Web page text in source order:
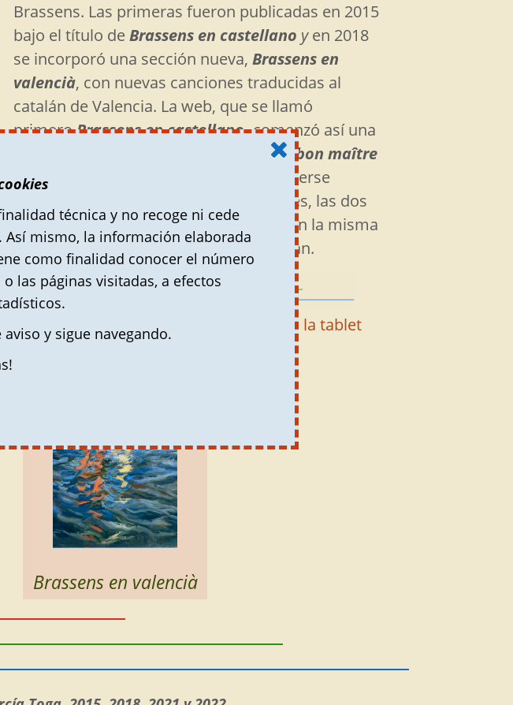
Brassens. Las primeras fueron publicadas en 2015
bajo el título deBrassens en castellano yen 2018
se incorporó una sección nueva, Brassens en
valencià, con nuevas canciones traducidas al
catalán de Valencia. La web, que se llamó
primeroBrassens en castellano,comenzó así una
‘Le bon maître
me le pardonne…’
Aunque podrían haberse
publicado como páginas independientes, las dos
secciones caminan juntas porque tienen la misma
estructura y, sin duda, se complementan.
es preferible verla en el ordenador o la tablet
Brassens en valencià
técnica y no recoge ni cede
mismo, la información elaborada
como finalidad conocer el número
las páginas visitadas, a efectos
y sigue navegando.